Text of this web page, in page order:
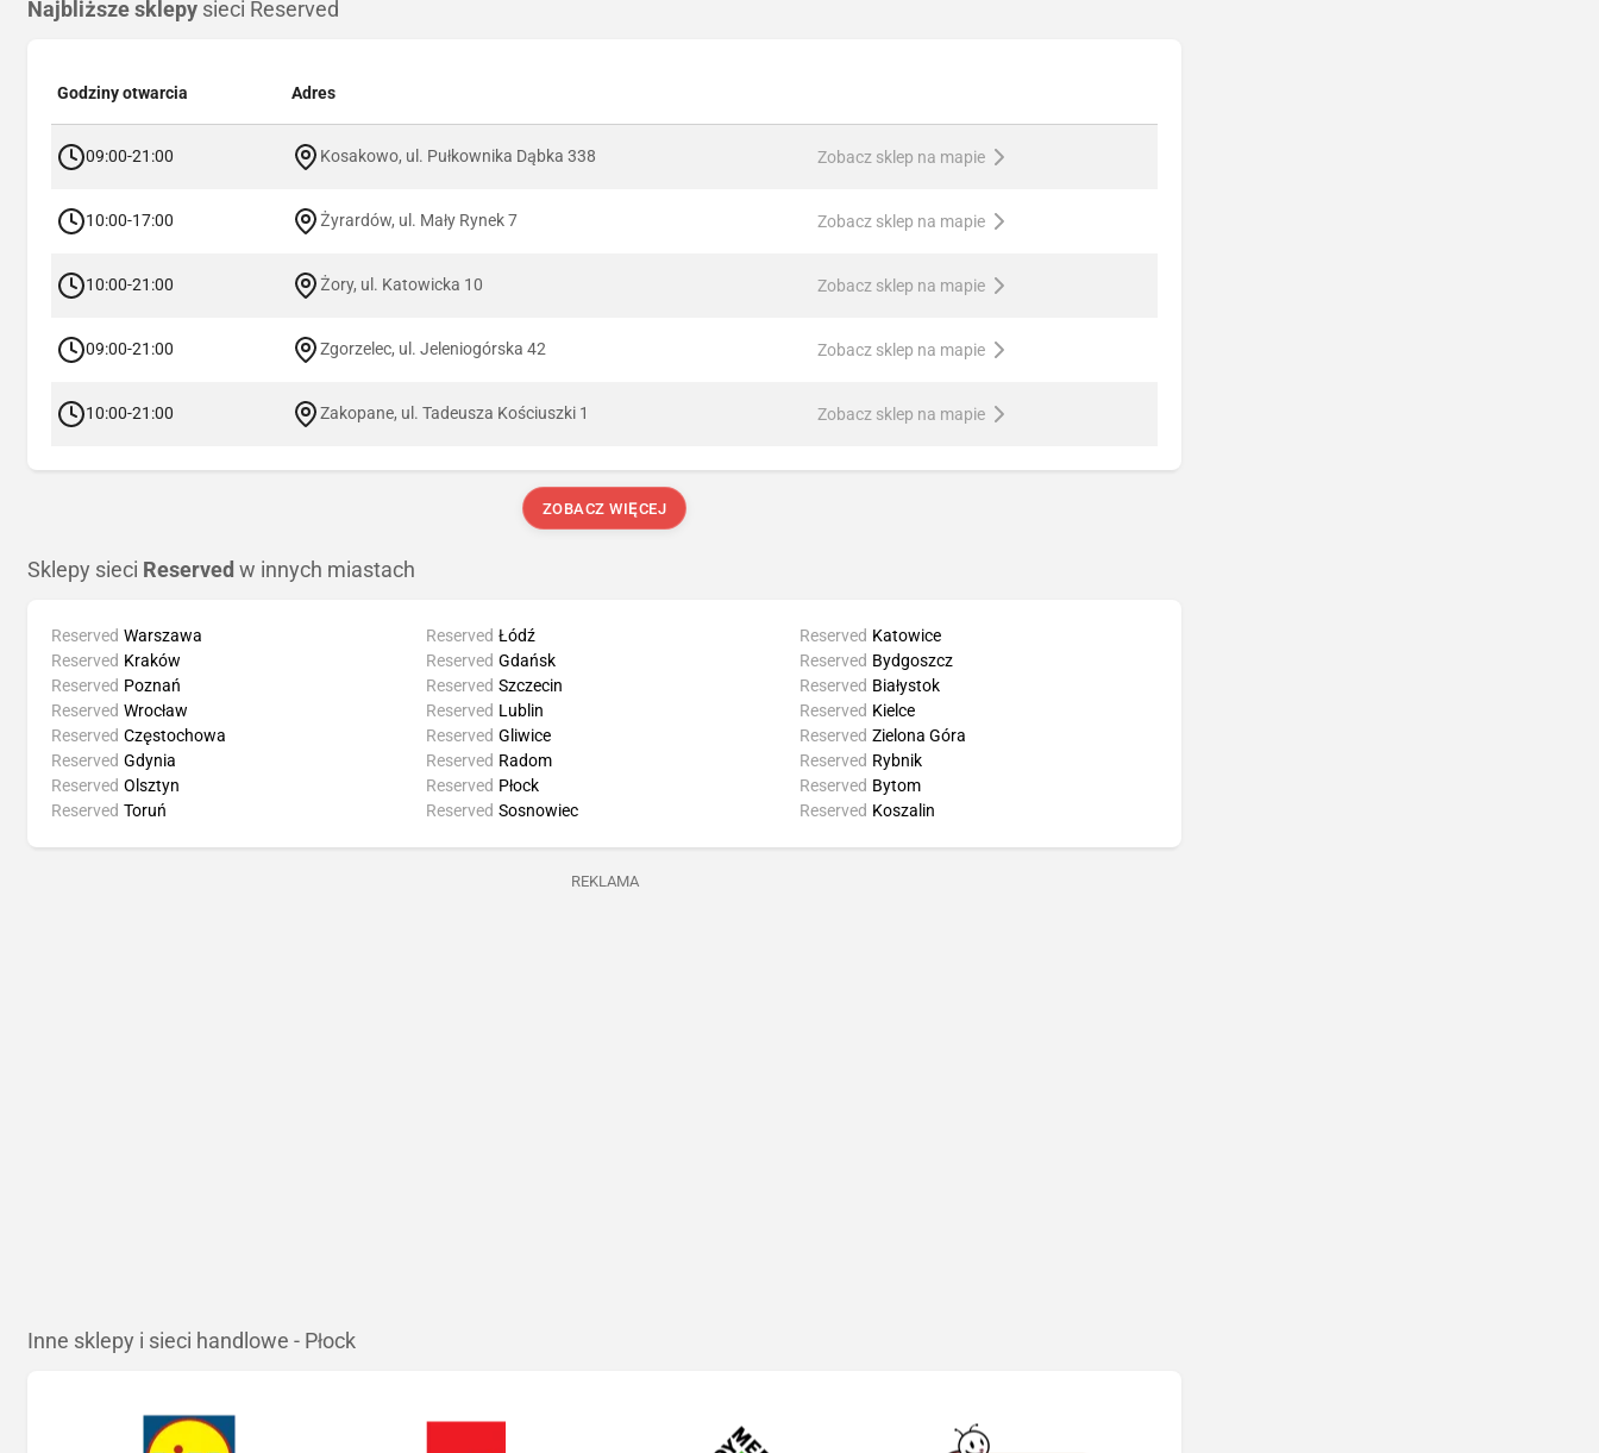
Najbliższe sklepy sieci Reserved
Godziny otwarcia Adres
09:00-21:00 Kosakowo, ul. Pułkownika Dąbka 338 Zobacz sklep na mapie
10:00-17:00 Żyrardów, ul. Mały Rynek 7 Zobacz sklep na mapie
10:00-21:00 Żory, ul. Katowicka 10 Zobacz sklep na mapie
09:00-21:00 Zgorzelec, ul. Jeleniogórska 42 Zobacz sklep na mapie
10:00-21:00 Zakopane, ul. Tadeusza Kościuszki 1 Zobacz sklep na mapie
ZOBACZ WIĘCEJ
Sklepy sieci Reserved w innych miastach
Reserved Warszawa
Reserved Kraków
Reserved Poznań
Reserved Wrocław
Reserved Łódź
Reserved Gdańsk
Reserved Szczecin
Reserved Lublin
Reserved Katowice
Reserved Bydgoszcz
Reserved Białystok
Reserved Kielce
Reserved Częstochowa
Reserved Gdynia
Reserved Olsztyn
Reserved Toruń
Reserved Gliwice
Reserved Radom
Reserved Płock
Reserved Sosnowiec
Reserved Zielona Góra
Reserved Rybnik
Reserved Bytom
Reserved Koszalin
REKLAMA
Inne sklepy i sieci handlowe - Płock